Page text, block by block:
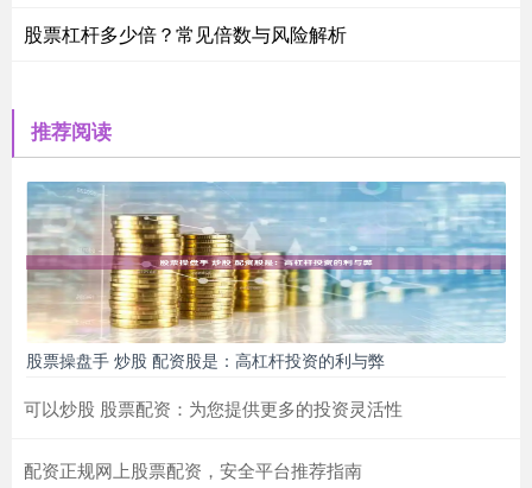
股票杠杆多少倍？常见倍数与风险解析
推荐阅读
股票操盘手 炒股 配资股是：高杠杆投资的利与弊
可以炒股 股票配资：为您提供更多的投资灵活性
配资正规网上股票配资，安全平台推荐指南